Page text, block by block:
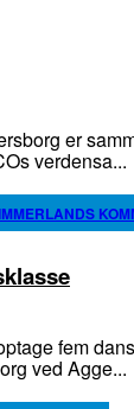
er
verdensa...
fem
ved Agge...